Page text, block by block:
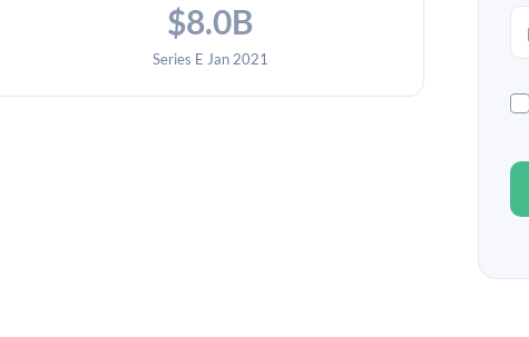
$8.0B
Series E Jan 2021